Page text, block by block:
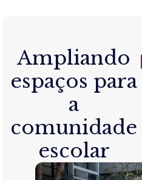
Ampliando
espaços para
a
comunidade
escolar